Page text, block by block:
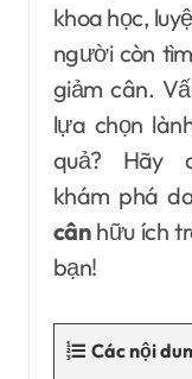
khoa học,
người còn
giảm cân.
lựa chọn
quả? Hãy
khám phá
cânhữu ích
bạn!
Các nội